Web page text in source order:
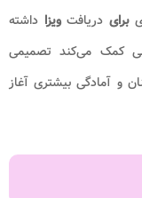
برای دریافتویزا داشته
کمک می‌کند تصمیمی
و آمادگی بیشتری آغاز